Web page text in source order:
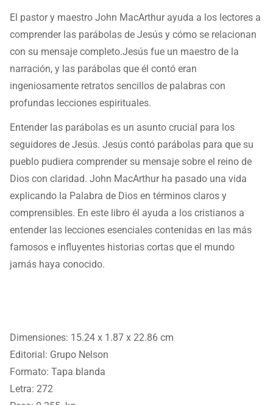
El pastor y maestro John MacArthur ayuda a los lectores a
comprender las parábolas de Jesús y cómo se relacionan
con su mensaje completo.Jesús fue un maestro de la
narración, y las parábolas que él contó eran
ingeniosamente retratos sencillos de palabras con
profundas lecciones espirituales.
Entender las parábolas es un asunto crucial para los
seguidores de Jesús. Jesús contó parábolas para que su
pueblo pudiera comprender su mensaje sobre el reino de
Dios con claridad. John MacArthur ha pasado una vida
explicando la Palabra de Dios en términos claros y
comprensibles. En este libro él ayuda a los cristianos a
entender las lecciones esenciales contenidas en las más
famosos e influyentes historias cortas que el mundo
jamás haya conocido.
Dimensiones: 15.24 x 1.87 x 22.86 cm
Editorial: Grupo Nelson
Formato: Tapa blanda
Letra: 272